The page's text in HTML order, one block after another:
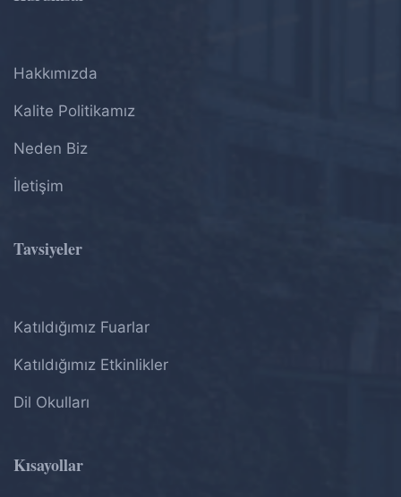
Hakkımızda
Kalite Politikamız
Neden Biz
İletişim
Tavsiyeler
Katıldığımız Fuarlar
Katıldığımız Etkinlikler
Dil Okulları
Kısayollar